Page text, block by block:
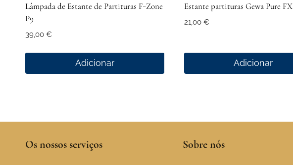
Lâmpada de Estante de Partituras F-Zone
P9
39,00 €
Adicionar
Estante partituras Gewa Pure FX
21,00 €
Adicionar
Os nossos serviços Sobre nós